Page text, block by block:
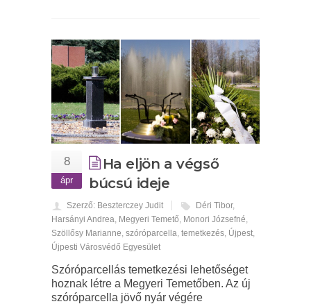
8
ápr
Ha eljön a végső
búcsú ideje
Szerző: Beszterczey Judit Déri Tibor,
Harsányi Andrea, Megyeri Temető, Monori Józsefné,
Szöllősy Marianne, szóróparcella, temetkezés, Újpest,
Újpesti Városvédő Egyesület
Szóróparcellás temetkezési lehetőséget
hoznak létre a Megyeri Temetőben. Az új
szóróparcella jövő nyár végére